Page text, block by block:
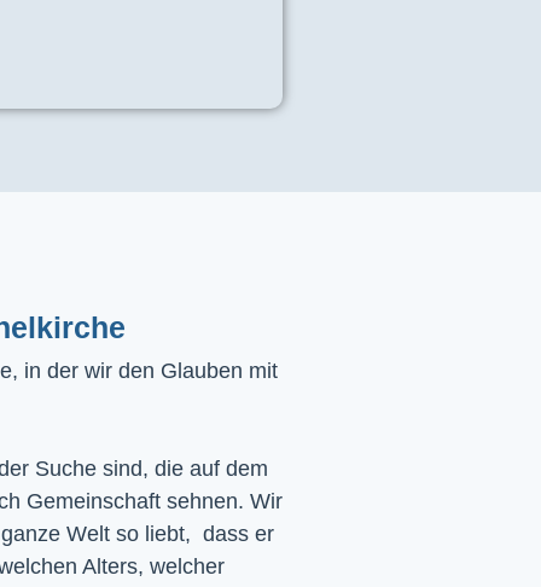
in der wir den Glauben mit
Suche sind, die auf dem
Gemeinschaft sehnen. Wir
Welt so liebt, dass er
Alters, welcher